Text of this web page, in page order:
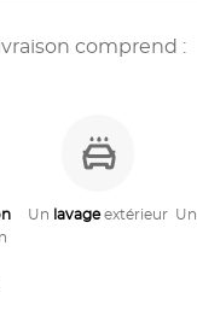
comprend :
Un lavageextérieur